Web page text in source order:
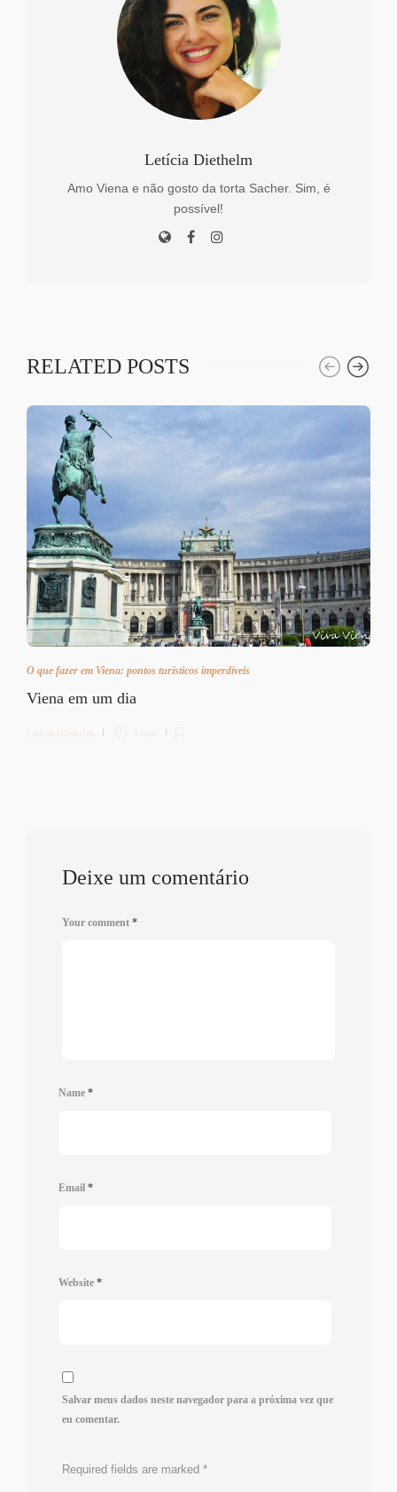
Letícia Diethelm
Amo Viena e não gosto da torta Sacher. Sim, é
possível!
RELATED POSTS
O que fazer em Viena: pontos turísticos imperdíveis
Viena em um dia
Letícia Diethelm 4 min
Deixe um comentário
Your comment *
Name *
Email *
Website *
Salvar meus dados neste navegador para a próxima vez que
eu comentar.
Required fields are marked *